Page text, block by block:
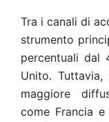
Tra i canali di
strumento
percentuali dal
Unito.
maggiore
come Francia